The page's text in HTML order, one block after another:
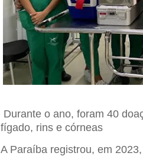
Durante o ano, foram 40
fígado, rins e córneas
A Paraíba registrou, em